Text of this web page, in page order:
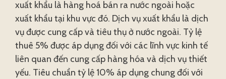
xuất khẩu là hàng hoá bán ra nước ngoài hoặc
xuất khẩu tại khu vực đó. Dịch vụ xuất khẩu là dịch
vụ được cung cấp và tiêu thụ ở nước ngoài. Tỷ lệ
thuê 5% được áp dụng đối với các lĩnh vực kinh tế
liên quan đến cung cấp hàng hóa và dịch vụ thiết
yếu. Tiêu chuẩn tỷ lệ 10% áp dụng chung đối với